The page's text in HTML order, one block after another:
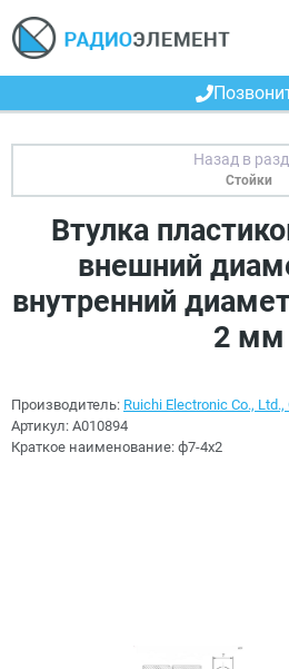
Стойки
Втулка пластиковая RUICHI,
внешний
внутренний
2 мм
Производитель: Ruichi Electronic Co., Ltd.,
Артикул: A010894
Краткое наименование: ф7-4x2